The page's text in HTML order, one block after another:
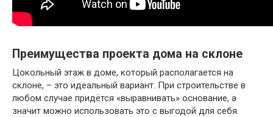
Преимущества проекта дома на склоне
Цокольный этаж в доме, который располагается на
склоне, – это идеальный вариант. При строительстве в
любом случае придётся «выравнивать» основание, а
значит можно использовать это с выгодой для себя.